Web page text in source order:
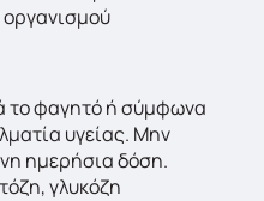
οργανισμού
το φαγητό ή σύμφωνα
υγείας. Μην
ημερήσια δόση.
γλυκόζη